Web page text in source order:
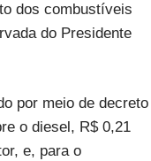
dos combustíveis
do Presidente
por meio de decreto
o diesel, R$ 0,21
e, para o